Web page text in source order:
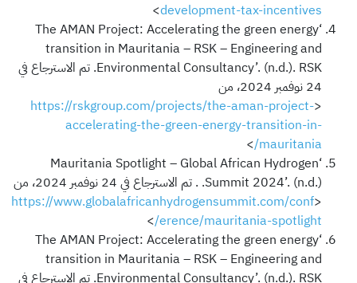
development-tax-incentives
>
‘The AMAN Project: Accelerating the green energy
transition in Mauritania – RSK – Engineering and
Environmental Consultancy’. (n.d.). RSK. تم الاسترجاع في
24 نوفمبر 2024، من
<
https://rskgroup.com/projects/the-aman-project-
accelerating-the-green-energy-transition-in-
mauritania/
>
‘Mauritania Spotlight – Global African Hydrogen
Summit 2024’. (n.d.). . تم الاسترجاع في 24 نوفمبر 2024، من
<
https://www.globalafricanhydrogensummit.com/conf
erence/mauritania-spotlight/
>
‘The AMAN Project: Accelerating the green energy
transition in Mauritania – RSK – Engineering and
Environmental Consultancy’. (n.d.). RSK. تم الاسترجاع في